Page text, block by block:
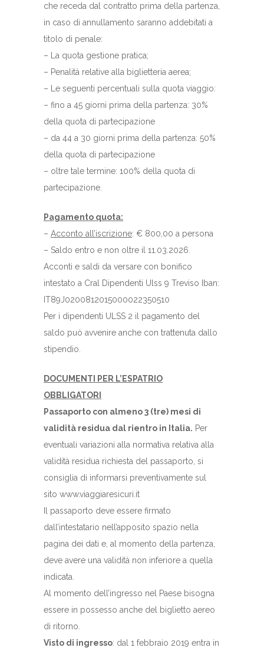
che receda dal contratto prima della partenza,
in caso di annullamento saranno addebitati a
titolo di penale:
– La quota gestione pratica;
– Penalità relative alla biglietteria aerea;
– Le seguenti percentuali sulla quota viaggio:
– fino a 45 giorni prima della partenza: 30%
della quota di partecipazione
– da 44 a 30 giorni prima della partenza: 50%
della quota di partecipazione
– oltre tale termine: 100% della quota di
partecipazione.
Pagamento quota:
– Acconto all’iscrizione: € 800,00 a persona
– Saldo entro e non oltre il 11.03.2026.
Acconti e saldi da versare con bonifico
intestato a Cral Dipendenti Ulss 9 Treviso Iban:
IT89J0200812015000022350510
Per i dipendenti ULSS 2 il pagamento del
saldo può avvenire anche con trattenuta dallo
stipendio.
DOCUMENTI PER L’ESPATRIO
OBBLIGATORI
Passaporto con almeno 3 (tre) mesi di
validità residua dal rientro in Italia. Per
eventuali variazioni alla normativa relativa alla
validità residua richiesta del passaporto, si
consiglia di informarsi preventivamente sul
sito www.viaggiaresicuri.it
Il passaporto deve essere firmato
dall’intestatario nell’apposito spazio nella
pagina dei dati e, al momento della partenza,
deve avere una validità non inferiore a quella
indicata.
Al momento dell’ingresso nel Paese bisogna
essere in possesso anche del biglietto aereo
di ritorno.
Visto di ingresso: dal 1 febbraio 2019 entra in